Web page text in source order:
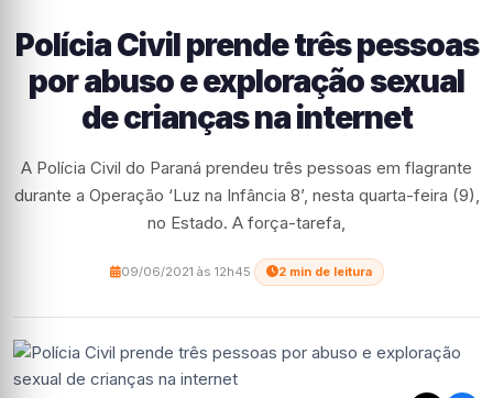
Polícia Civil prende três pessoas
por abuso e exploração sexual
de crianças na internet
A Polícia Civil do Paraná prendeu três pessoas em flagrante
durante a Operação ‘Luz na Infância 8’, nesta quarta-feira (9),
no Estado. A força-tarefa,
09/06/2021 às 12h45 2 min de leitura